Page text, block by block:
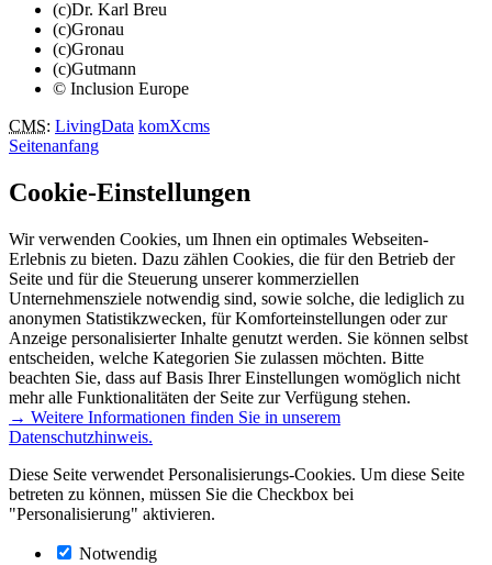
(c)Dr. Karl Breu
(c)Gronau
(c)Gronau
(c)Gutmann
© Inclusion Europe
CMS: LivingData komXcms
Seitenanfang
Cookie-Einstellungen
Wir verwenden Cookies, um Ihnen ein optimales Webseiten-
Erlebnis zu bieten. Dazu zählen Cookies, die für den Betrieb der
Seite und für die Steuerung unserer kommerziellen
Unternehmensziele notwendig sind, sowie solche, die lediglich zu
anonymen Statistikzwecken, für Komforteinstellungen oder zur
Anzeige personalisierter Inhalte genutzt werden. Sie können selbst
entscheiden, welche Kategorien Sie zulassen möchten. Bitte
beachten Sie, dass auf Basis Ihrer Einstellungen womöglich nicht
mehr alle Funktionalitäten der Seite zur Verfügung stehen.
→ Weitere Informationen finden Sie in unserem
Datenschutzhinweis.
Diese Seite verwendet Personalisierungs-Cookies. Um diese Seite
betreten zu können, müssen Sie die Checkbox bei
"Personalisierung" aktivieren.
Notwendig